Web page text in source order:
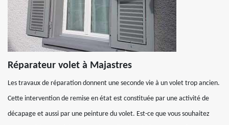
Réparateur volet à Majastres
Les travaux de réparation donnent une seconde vie à un volet trop ancien.
Cette intervention de remise en état est constituée par une activité de
décapage et aussi par une peinture du volet. Est-ce que vous souhaitez